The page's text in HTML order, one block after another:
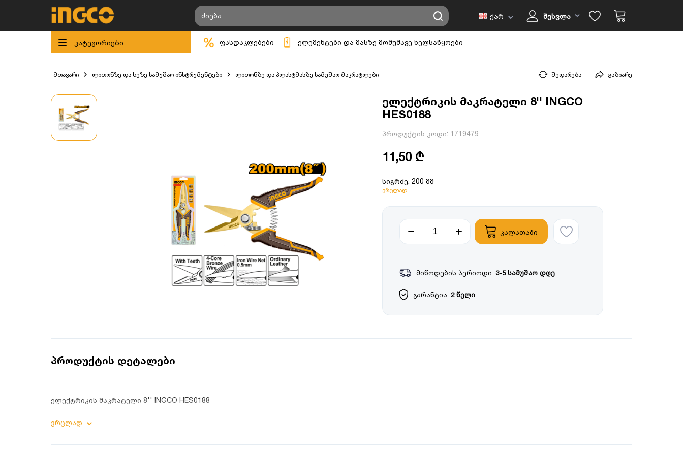
ქარ შესვლა
კატეგორიები ფასდაკლებები ელემენტები და მასზე მომუშავე ხელსაწყოები
მთავარი ლითონზე და ხეზე სამუშაო ინსტრუმენტები ლითონზე და პლასტმასზე სამუშაო მაკრატლები შედარება გაზიარე
ელექტრიკის მაკრატელი 8'' INGCO
HES0188
პროდუქტის კოდი: 1719479
11,50 ₾
სიგრძე: 200 მმ
ვრცლად
კალათაში
მიწოდების პერიოდი: 3-5 სამუშაო დღე
გარანტია: 2 წელი
პროდუქტის დეტალები
ელექტრიკის მაკრატელი 8'' INGCO HES0188
პროდუქტის დეტალები:
სიგრძე: 200 მმ;
ვრცლად